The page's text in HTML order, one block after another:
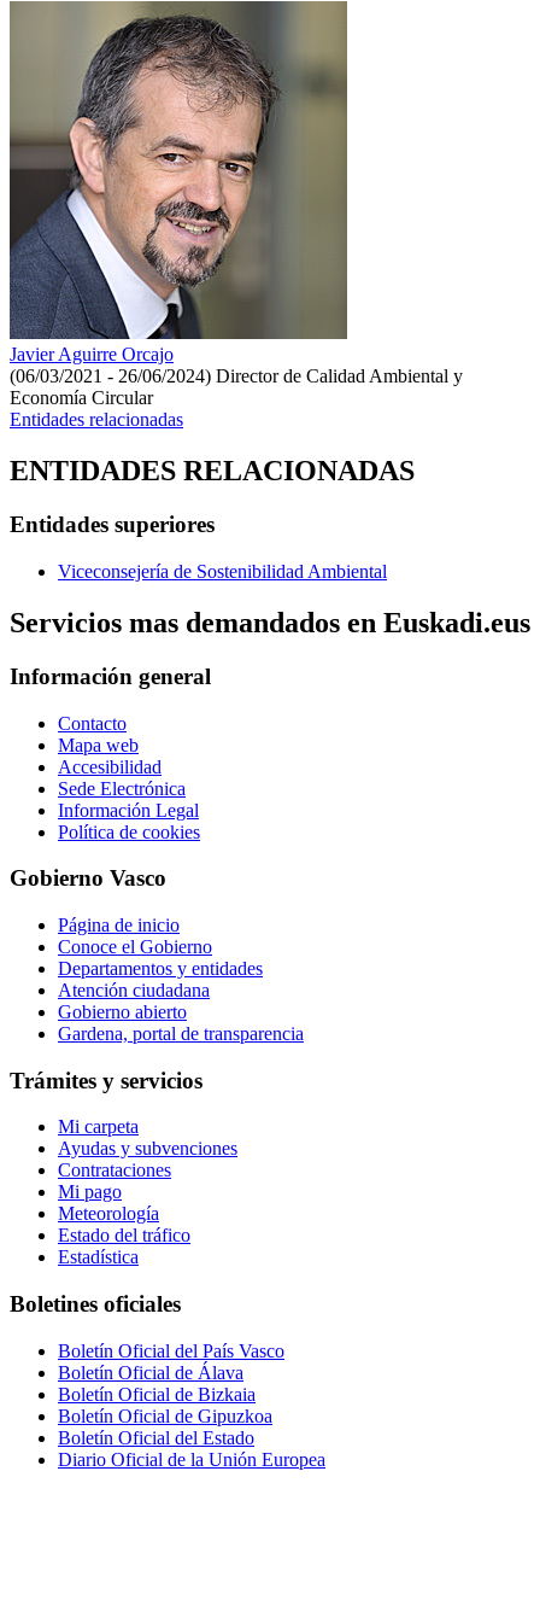
Javier Aguirre Orcajo
(06/03/2021 - 26/06/2024) Director de Calidad Ambiental y
Economía Circular
Entidades relacionadas
ENTIDADES RELACIONADAS
Entidades superiores
Viceconsejería de Sostenibilidad Ambiental
Servicios mas demandados en Euskadi.eus
Información general
Contacto
Mapa web
Accesibilidad
Sede Electrónica
Información Legal
Política de cookies
Gobierno Vasco
Página de inicio
Conoce el Gobierno
Departamentos y entidades
Atención ciudadana
Gobierno abierto
Gardena, portal de transparencia
Trámites y servicios
Mi carpeta
Ayudas y subvenciones
Contrataciones
Mi pago
Meteorología
Estado del tráfico
Estadística
Boletines oficiales
Boletín Oficial del País Vasco
Boletín Oficial de Álava
Boletín Oficial de Bizkaia
Boletín Oficial de Gipuzkoa
Boletín Oficial del Estado
Diario Oficial de la Unión Europea